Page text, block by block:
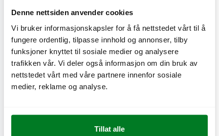
Denne nettsiden anvender cookies
Vi bruker informasjonskapsler for å få nettstedet vårt til å
fungere ordentlig, tilpasse innhold og annonser, tilby
funksjoner knyttet til sosiale medier og analysere
trafikken vår. Vi deler også informasjon om din bruk av
nettstedet vårt med våre partnere innenfor sosiale
medier, reklame og analyse.
Tillat alle
Fritert dobbel grillet ost med jalapeñorelish, tomat,
løk, isbergsalat, majones og sesambrød.
CO2 1,3 kg